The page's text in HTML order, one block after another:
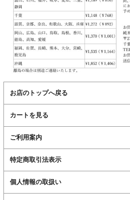
お店のトップへ戻る
カートを見る
ご利用案内
特定商取引法表示
個人情報の取扱い